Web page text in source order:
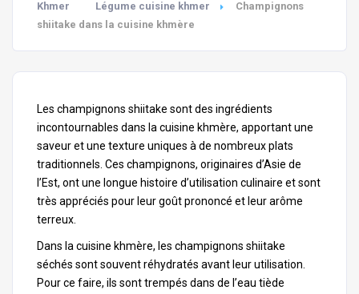
Khmer
Légume cuisine khmer
Champignons
shiitake dans la cuisine khmère
Les champignons shiitake sont des ingrédients
incontournables dans la cuisine khmère, apportant une
saveur et une texture uniques à de nombreux plats
traditionnels. Ces champignons, originaires d’Asie de
l’Est, ont une longue histoire d’utilisation culinaire et sont
très appréciés pour leur goût prononcé et leur arôme
terreux.
Dans la cuisine khmère, les champignons shiitake
séchés sont souvent réhydratés avant leur utilisation.
Pour ce faire, ils sont trempés dans de l’eau tiède